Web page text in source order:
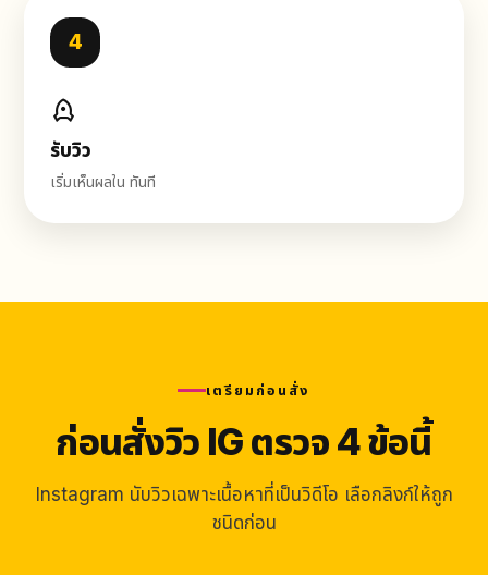
4
รับวิว
เริ่มเห็นผลใน ทันที
เตรียมก่อนสั่ง
ก่อนสั่งวิว IG ตรวจ 4 ข้อนี้
Instagram นับวิวเฉพาะเนื้อหาที่เป็นวิดีโอ เลือกลิงก์ให้ถูก
ชนิดก่อน